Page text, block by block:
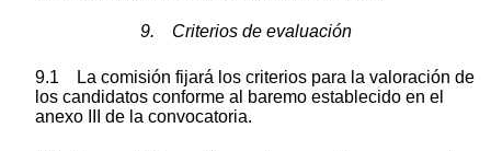
9. Criterios de evaluación
9.1 La comisión fijará los criterios para la valoración de
los candidatos conforme al baremo establecido en el
anexo III de la convocatoria.